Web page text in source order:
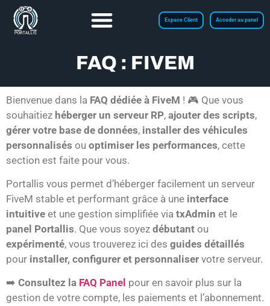
Espace Client Acceder au panel
FAQ : FIVEM
Bienvenue dans la FAQ dédiée à FiveM ! 🎮 Que vous
souhaitiez héberger un serveur RP, ajouter des scripts,
gérer votre base de données, installer des véhicules
personnalisés ou optimiser les performances, cette
section est faite pour vous.
Portallis vous permet d’héberger facilement un serveur
FiveM stable et performant grâce à une interface
intuitive et une gestion simplifiée via txAdmin et le
panel Portallis. Que vous soyez débutant ou
expérimenté, vous trouverez ici des guides détaillés
pour installer, configurer et personnaliser votre serveur.
➡️ Consultez la FAQ Panel pour en savoir plus sur la
gestion de votre compte, les paiements et l’abonnement.